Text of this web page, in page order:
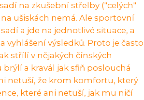
na zkušební střelby ("celých"
na ušiskách nemá. Ale sportovní
a jde na jednotlivé situace, a
vyhlášení výsledků. Proto je často
střílí v nějakých čínských
a kravál jak sfiň poslouchá
netuší, že krom komfortu, který
které ani netuší, jak mu ničí